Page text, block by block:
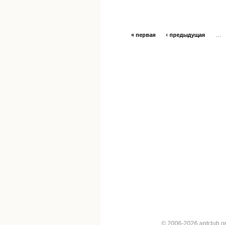
« первая ‹ предыдущая …
© 2006-2026